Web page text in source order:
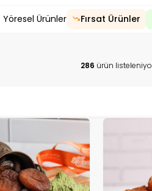
Yöresel Ürünler Fırsat Ürünler
286 ürün